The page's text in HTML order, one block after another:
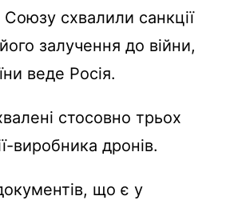
схвалили санкції
залучення до війни,
веде Росія.
стосовно трьох
виробника дронів.
що є у